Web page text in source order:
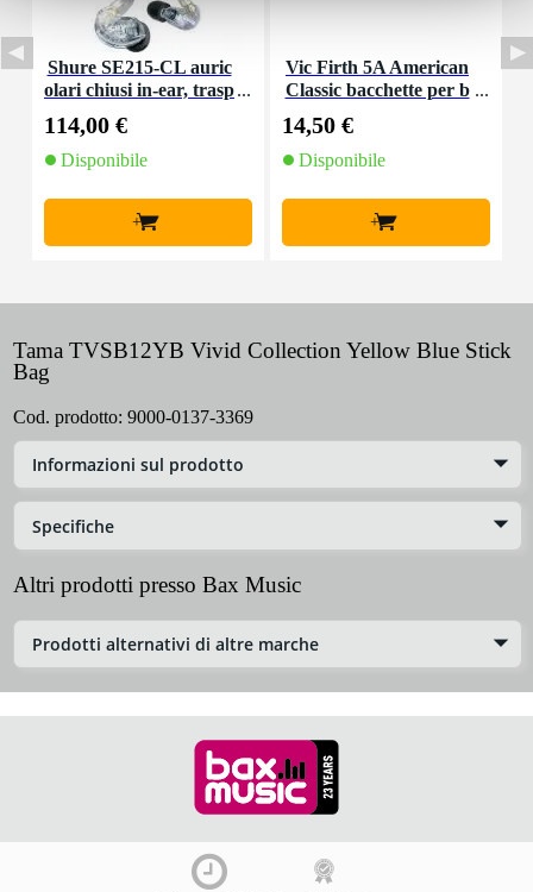
Shure SE215-CL auric
olari chiusi in-ear, trasp
114,00 €
Disponibile
+
Vic Firth 5A American
Classic bacchette per b
no con punta in legno
14,50 €
Disponibile
+
Tama TVSB12YB Vivid Collection Yellow Blue Stick
Bag
Cod. prodotto: 9000-0137-3369
Informazioni sul prodotto
Specifiche
Altri prodotti presso Bax Music
Prodotti alternativi di altre marche